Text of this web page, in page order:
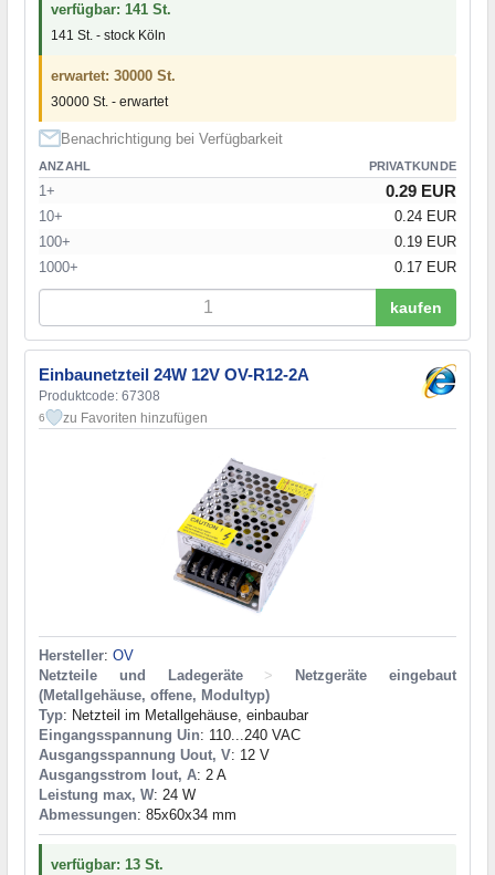
verfügbar: 141 St.
141 St. - stock Köln
erwartet: 30000 St.
30000 St. - erwartet
Benachrichtigung bei Verfügbarkeit
ANZAHL PRIVATKUNDE
1+ 0.29 EUR
10+
0.24 EUR
100+
0.19 EUR
1000+
0.17 EUR
kaufen
Einbaunetzteil 24W 12V OV-R12-2A
Produktcode: 67308
6 zu Favoriten hinzufügen
Hersteller: OV
Netzteile und Ladegeräte
>
Netzgeräte eingebaut
(Metallgehäuse, offene, Modultyp)
Typ: Netzteil im Metallgehäuse, einbaubar
Eingangsspannung Uin: 110...240 VAC
Ausgangsspannung Uout, V: 12 V
Ausgangsstrom Iout, A: 2 A
Leistung max, W: 24 W
Abmessungen: 85x60x34 mm
verfügbar: 13 St.